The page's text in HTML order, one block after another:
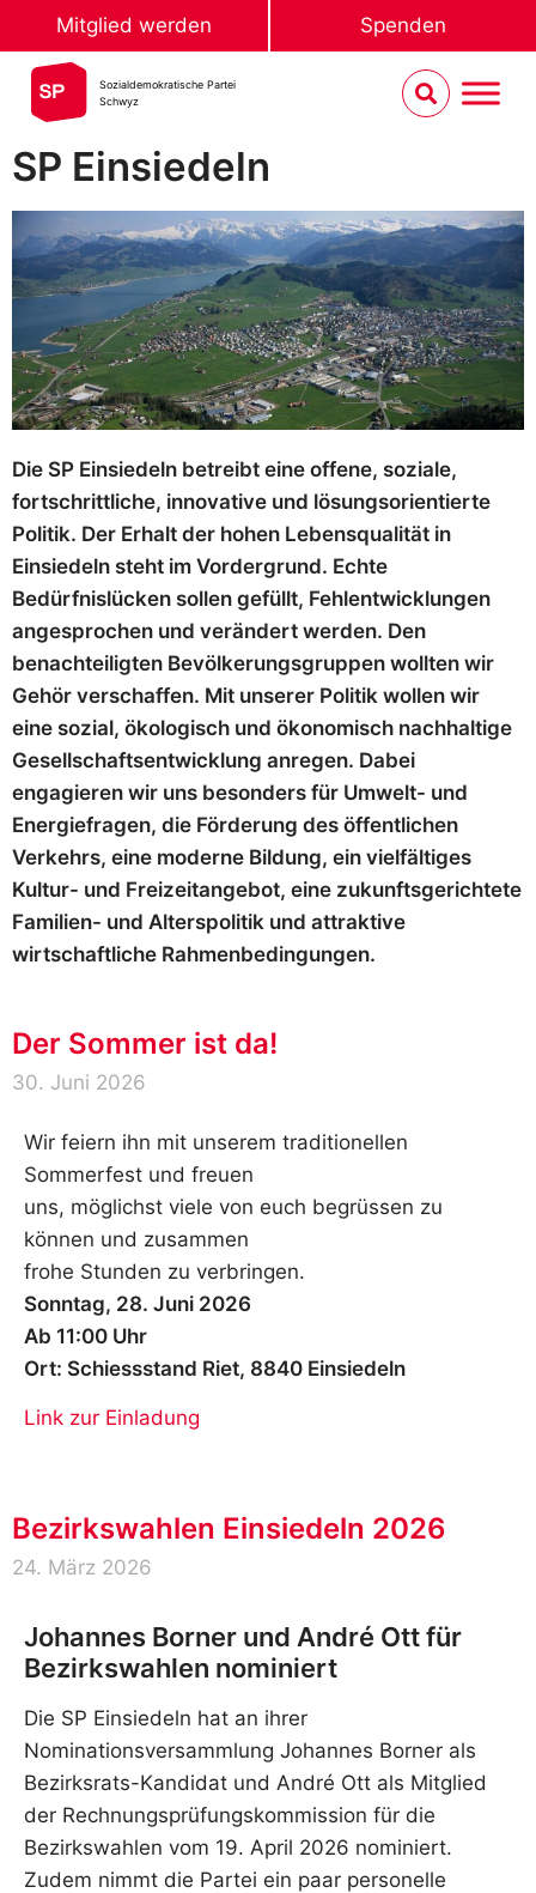
Mitglied werden Spenden
Sozialdemokratische Partei
Schwyz
SP Einsiedeln
Die SP Einsiedeln betreibt eine offene, soziale,
fortschrittliche, innovative und lösungsorientierte
Politik. Der Erhalt der hohen Lebensqualität in
Einsiedeln steht im Vordergrund. Echte
Bedürfnislücken sollen gefüllt, Fehlentwicklungen
angesprochen und verändert werden. Den
benachteiligten Bevölkerungsgruppen wollten wir
Gehör verschaffen. Mit unserer Politik wollen wir
eine sozial, ökologisch und ökonomisch nachhaltige
Gesellschaftsentwicklung anregen. Dabei
engagieren wir uns besonders für Umwelt- und
Energiefragen, die Förderung des öffentlichen
Verkehrs, eine moderne Bildung, ein vielfältiges
Kultur- und Freizeitangebot, eine zukunftsgerichtete
Familien- und Alterspolitik und attraktive
wirtschaftliche Rahmenbedingungen.
Der Sommer ist da!
30. Juni 2026
Wir feiern ihn mit unserem traditionellen
Sommerfest und freuen
uns, möglichst viele von euch begrüssen zu
können und zusammen
frohe Stunden zu verbringen.
Sonntag, 28. Juni 2026
Ab 11:00 Uhr
Ort: Schiessstand Riet, 8840 Einsiedeln
Link zur Einladung
Bezirkswahlen Einsiedeln 2026
24. März 2026
Johannes Borner und André Ott für
Bezirkswahlen nominiert
Die SP Einsiedeln hat an ihrer
Nominationsversammlung Johannes Borner als
Bezirksrats-Kandidat und André Ott als Mitglied
der Rechnungsprüfungskommission für die
Bezirkswahlen vom 19. April 2026 nominiert.
Zudem nimmt die Partei ein paar personelle